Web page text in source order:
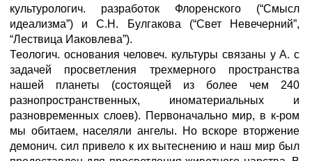
культурологич. разработок Флоренского (“Смысл
идеализма”) и С.Н. Булгакова (“Свет Невечерний”,
“Лествица Иаковлева”).
Теологич. основания человеч. культуры связаны у А. с
задачей просветления трехмерного пространства
нашей планеты (состоящей из более чем 240
разнопространственных, иноматериальных и
разновременных слоев). Первоначально мир, в к-ром
мы обитаем, населяли ангелы. Но вскоре вторжение
демонич. сил привело к их вытеснению и наш мир был